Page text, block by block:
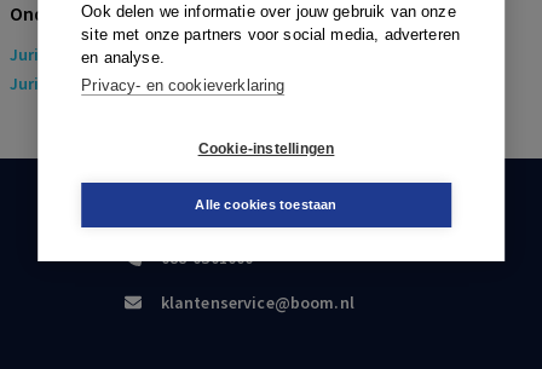
Ook delen we informatie over jouw gebruik van onze
site met onze partners voor social media, adverteren
en analyse.
Privacy- en cookieverklaring
Cookie-instellingen
Alle cookies toestaan
Onderwerpen
Juridisch> Arbeidsrecht
Juridisch > Sociaal Zekerheidsrecht
KLANTENSERVICE
088-0301000
klantenservice@boom.nl